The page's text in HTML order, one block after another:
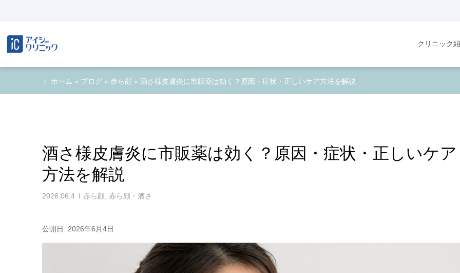
クリニック
ホーム » ブログ » 赤ら顔 » 酒さ様皮膚炎に市販薬は効く？原因・症状・正しいケア方法を解説
酒さ様皮膚炎に市販薬は効く？原因・症状・正しいケア
方法を解説
2026.06.4 赤ら顔 赤ら顔・酒さ
公開日: 2026年6月4日